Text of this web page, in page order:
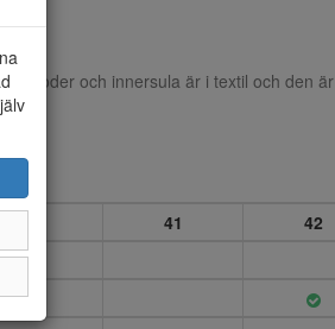
och innersula är i textil och den är
41
42